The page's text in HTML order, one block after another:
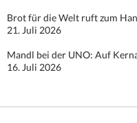
Brot für die Welt ruft zum
21. Juli 2026
Mandl bei der UNO: Auf
16. Juli 2026